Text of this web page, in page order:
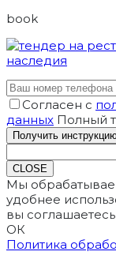
book
Согласен с
данных Полный
CLOSE
Мы
удобнее
вы
ОК
Политика